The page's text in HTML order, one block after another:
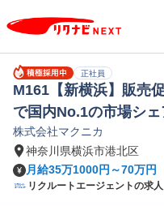
正社員
M161【新横浜】販売
で国内No.1の市場シ
株式会社マクニカ
神奈川県横浜市港北区
月給35万1000円～70万円
リクルートエージェントの求人